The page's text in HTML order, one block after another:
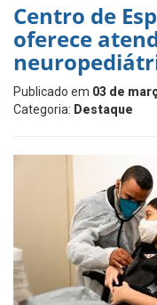
Centro de
oferece
Publicado em 03 de
Categoria: Destaque